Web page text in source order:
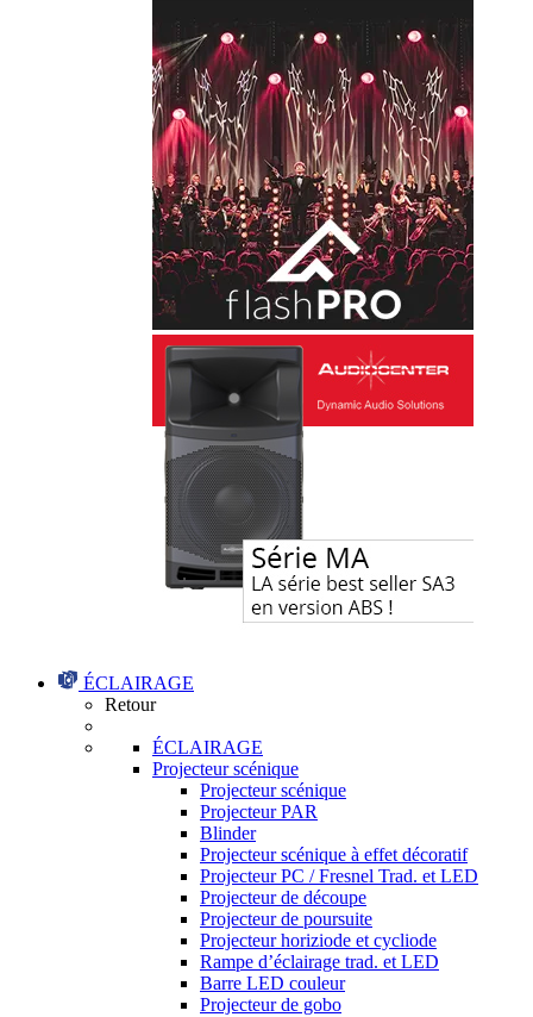
ÉCLAIRAGE
Retour
ÉCLAIRAGE
Projecteur scénique
Projecteur scénique
Projecteur PAR
Blinder
Projecteur scénique à effet décoratif
Projecteur PC / Fresnel Trad. et LED
Projecteur de découpe
Projecteur de poursuite
Projecteur horiziode et cycliode
Rampe d’éclairage trad. et LED
Barre LED couleur
Projecteur de gobo